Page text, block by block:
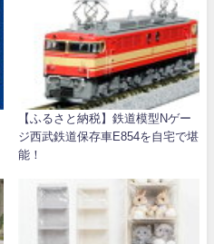
【ふるさと納税】鉄道模型Nゲー
ジ西武鉄道保存車E854を自宅で堪
能！